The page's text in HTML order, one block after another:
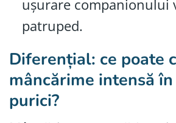
ușurare companionului
patruped.
Diferențial: ce poate
mâncărime intensă
purici?